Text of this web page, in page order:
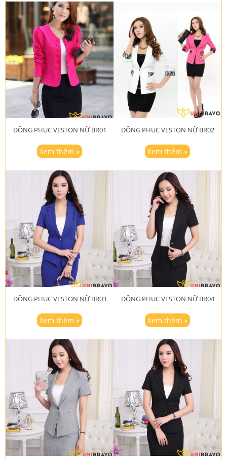
ĐỒNG PHỤC VESTON NỮ BR01
Xem thêm »
ĐỒNG PHỤC VESTON NỮ BR02
Xem thêm »
ĐỒNG PHỤC VESTON NỮ BR03
Xem thêm »
ĐỒNG PHỤC VESTON NỮ BR04
Xem thêm »